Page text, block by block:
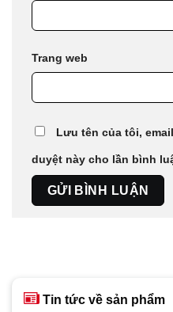
Trang web
Lưu tên của tôi,
duyệt này cho lần bình
Tin tức về sản phẩm